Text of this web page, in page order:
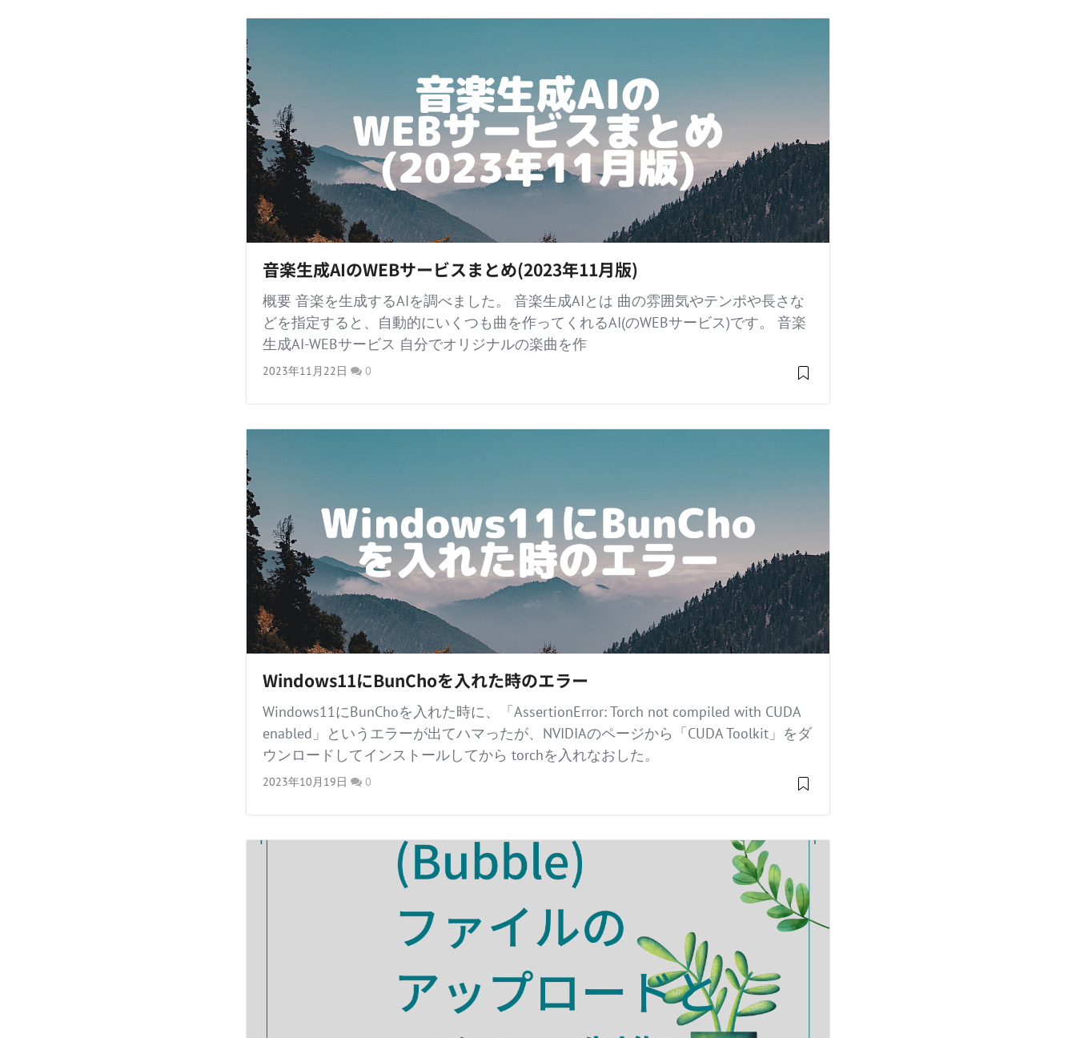
音楽生成AIのWEBサービスまとめ(2023年11月版)
概要 音楽を生成するAIを調べました。 音楽生成AIとは 曲の雰囲気やテンポや長さな
どを指定すると、自動的にいくつも曲を作ってくれるAI(のWEBサービス)です。 音楽
生成AI-WEBサービス 自分でオリジナルの楽曲を作
2023年11月22日 0
Windows11にBunChoを入れた時のエラー
Windows11にBunChoを入れた時に、「AssertionError: Torch not compiled with CUDA
enabled」というエラーが出てハマったが、NVIDIAのページから「CUDA Toolkit」をダ
ウンロードしてインストールしてから torchを入れなおした。
2023年10月19日 0